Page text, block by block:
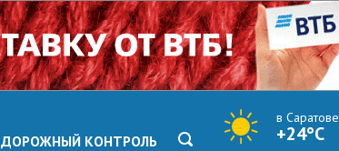
ДОРОЖНЫЙ КОНТРОЛЬ
в Саратове
+24°C